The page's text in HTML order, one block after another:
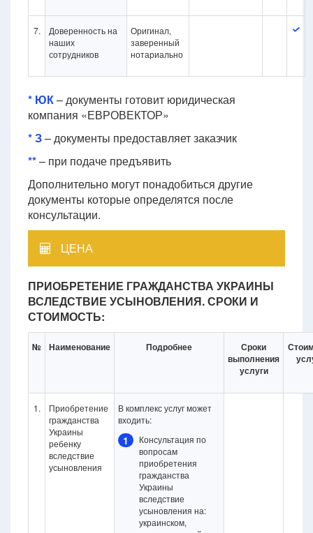
7.
Доверенность на
наших
сотрудников
Оригинал,
заверенный
нотариально
* ЮК– документы готовит юридическая
компания «ЕВРОВЕКТОР»
* З– документы предоставляет заказчик
**– при подаче предъявить
Дополнительно могут понадобиться другие
документы которые определятся после
консультации.
ЦЕНА
ПРИОБРЕТЕНИЕ ГРАЖДАНСТВА УКРАИНЫ
ВСЛЕДСТВИЕ УСЫНОВЛЕНИЯ. СРОКИ И
СТОИМОСТЬ:
№ Наименование Подробнее
Сроки
выполнения
услуги
1.
Приобретение
гражданства
Украины
ребенку
вследствие
усыновления
В комплекс услуг может
входить:
1
Консультация по
вопросам
приобретения
гражданства
Украины
вследствие
усыновления на:
украинском,